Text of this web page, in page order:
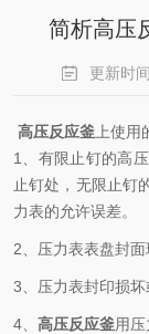
简析高压
更新时
高压反应釜 上使
1、有限止钉的高
止钉处，无限止钉
力表的允许误差。
2、压力表表盘封面
3、压力表封印损坏
4、 高压反应釜用